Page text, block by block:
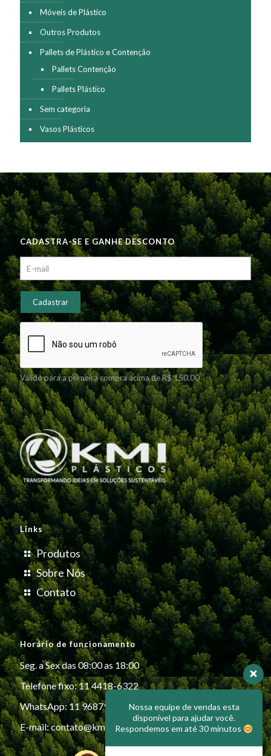
Móveis de Plástico
Outros Produtos
Pallets de Plástico e Contenção
Pallets Contenção
Pallets Plástico
Sem categoria
Vasos Plásticos
CADASTRA-SE E GANHE DESCONTO
Válido para a primeira compra acima de R$ 150,00
Links
Produtos
Sobre Nós
Contato
Horário de funcionamento
Seg. a Sex das 08:00 as 18:00
Telefone fixo: 11 4418-6322
WhatsApp: 11 96879-6999
E-mail:contato@kmiplasticos.com.br
Nossa equipe de vendas esta
disponível para ajudar você.
Respondemos em até 30 minutos